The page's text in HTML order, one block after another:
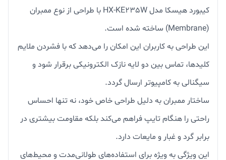
کیبورد هیسکا مدل HX-KE235W با طراحی از نوع ممبران
(Membrane) ساخته شده است.
این طراحی به کاربران این امکان را می‌دهد که با فشردن ملایم
کلیدها، تماس بین دو لایه نازک الکترونیکی برقرار شود و
سیگنالی به کامپیوتر ارسال گردد.
ساختار ممبران به دلیل طراحی خاص خود، نه تنها احساس
راحتی را هنگام تایپ فراهم می‌کند بلکه مقاومت بیشتری در
برابر گرد و غبار و مایعات دارد.
این ویژگی به ویژه برای استفاده‌های طولانی‌مدت و محیط‌های